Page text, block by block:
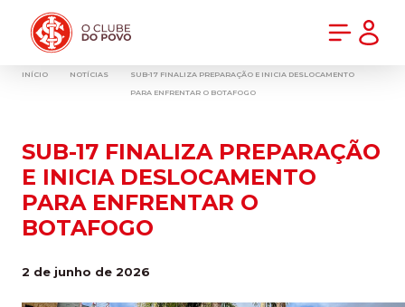
INÍCIO NOTÍCIAS
SUB-17 FINALIZA PREPARAÇÃO E INICIA DESLOCAMENTO
PARA ENFRENTAR O BOTAFOGO
SUB-17 FINALIZA PREPARAÇÃO
E INICIA DESLOCAMENTO
PARA ENFRENTAR O
BOTAFOGO
2 de junho de 2026